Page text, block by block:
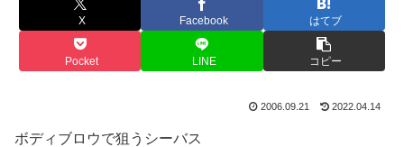
X Facebook はてブ
Pocket LINE コピー
2006.09.21 2022.04.14
ボディブロウで狙うシーバス